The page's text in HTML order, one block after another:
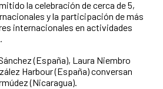
la celebración de cerca de 5,
y la participación de más
internacionales en actividades
(España), Laura Niembro
Harbour (España) conversan
(Nicaragua).